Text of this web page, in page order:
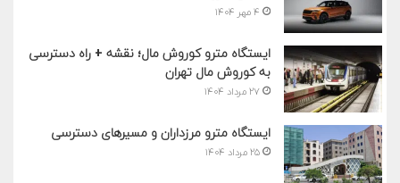
۴ مهر ۱۴۰۴
ایستگاه مترو کوروش مال؛ نقشه + راه دسترسی
به کوروش مال تهران
۲۷ مرداد ۱۴۰۴
ایستگاه مترو مرزداران و مسیرهای دسترسی
۲۵ مرداد ۱۴۰۴